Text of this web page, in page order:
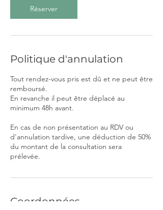
Réserver
Politique d'annulation
Tout rendez-vous pris est dû et ne peut être
remboursé.
En revanche il peut être déplacé au
minimum 48h avant.
En cas de non présentation au RDV ou
d'annulation tardive, une déduction de 50%
du montant de la consultation sera
prélevée.
Coordonnées